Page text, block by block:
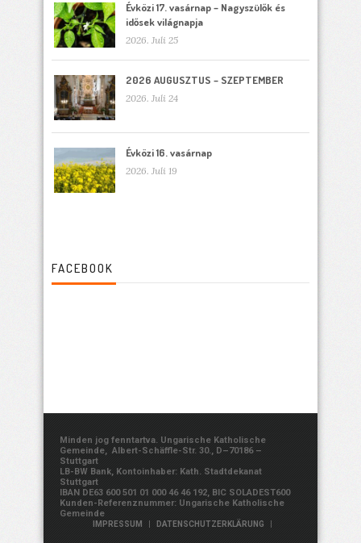
Évközi 17. vasárnap – Nagyszülők és
idősek világnapja
2026. Juli 25
2026 AUGUSZTUS – SZEPTEMBER
2026. Juli 24
Évközi 16. vasárnap
2026. Juli 19
FACEBOOK
Minden jog fenntartva. Ungarische Katholische
Gemeinde, Albert-Schäffle-Str. 30., D–70186 –
Stuttgart
LB-BW Bank, Kontoinhaber: Kath. Stadtdekanat
Stuttgart
IBAN DE63 600 501 01 000 46 46 192, BIC SOLADEST600
Kunden-Referenznummer: Ungarische Katholische
Gemeinde
IMPRESSUM DATENSCHUTZERKLÄRUNG